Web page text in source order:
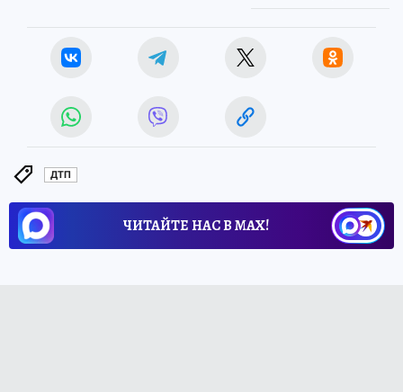
ДТП
ЧИТАЙТЕ НАС В МАХ!